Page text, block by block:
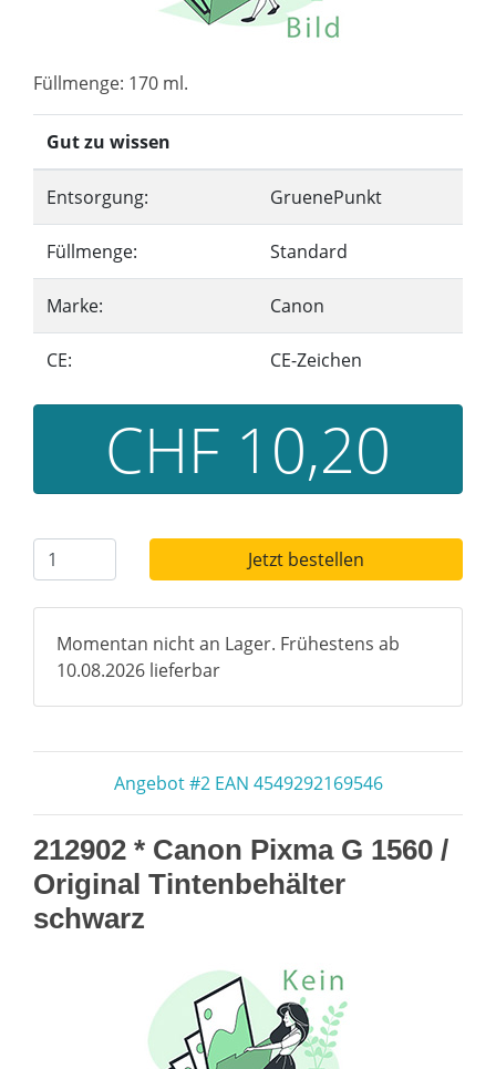
Füllmenge: 170 ml.
Gut zu wissen
Entsorgung: GruenePunkt
Füllmenge: Standard
Marke: Canon
CE: CE-Zeichen
CHF 10,20
Jetzt bestellen
Momentan nicht an Lager. Frühestens ab
10.08.2026 lieferbar
Angebot #2 EAN 4549292169546
212902 * Canon Pixma G 1560 /
Original Tintenbehälter
schwarz